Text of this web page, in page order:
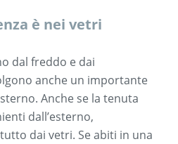
è nei vetri
dal freddo e dai
anche un importante
Anche se la tenuta
dall’esterno,
dai vetri. Se abiti in una